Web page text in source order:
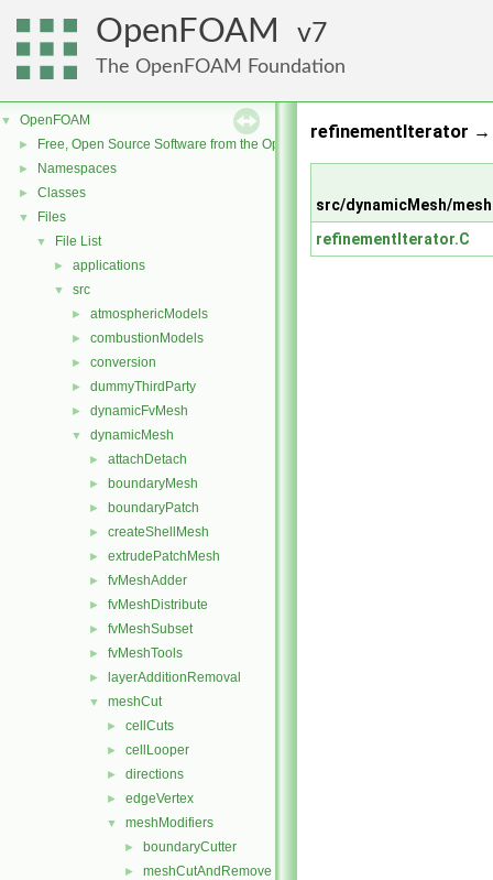
OpenFOAM 7
The OpenFOAM Foundation
▼ OpenFOAM
► Free, Open Source Software from the OpenFOAM Foundation
► Namespaces
► Classes
▼ Files
▼ File List
► applications
▼ src
► atmosphericModels
► combustionModels
► conversion
► dummyThirdParty
► dynamicFvMesh
▼ dynamicMesh
► attachDetach
► boundaryMesh
► boundaryPatch
► createShellMesh
► extrudePatchMesh
► fvMeshAdder
► fvMeshDistribute
► fvMeshSubset
► fvMeshTools
► layerAdditionRemoval
▼ meshCut
► cellCuts
► cellLooper
► directions
► edgeVertex
▼ meshModifiers
► boundaryCutter
► meshCutAndRemove
refinementIterator →
src/dynamicMesh/
refinementIterator.C